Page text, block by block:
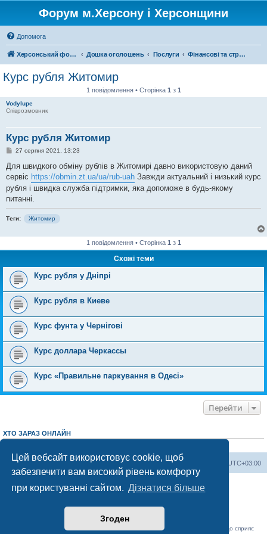
Цей вебсайт використовує cookie, щоб
забезпечити вам високий рівень комфорту
при користуванні сайтом. Дізнатися більше
Згоден
Форум м.Херсону і Херсонщини
Допомога
Херсонський форум Дошка оголошень Послуги Фінансові та страхові послуги
Курс рубля Житомир
1 повідомлення • Сторінка 1 з 1
Vodylupe
Співрозмовник
Курс рубля Житомир
П
в
д
о
м
л
е
н
27 серпня 2021, 13:23
Для швидкого обміну рублів в Житомирі давно використовую даний
сервіс https://obmin.zt.ua/ua/rub-uah Завжди актуальний і низький курс
рубля і швидка служба підтримки, яка допоможе в будь-якому
питанні.
Теги: Житомир
1 повідомлення • Сторінка 1 з 1
Схожі теми
Курс рубля у Дніпрі
Курс рубля в Киеве
Курс фунта у Чернігові
Курс доллара Черкассы
Курс «Правильне паркування в Одесі»
Перейти
ХТО ЗАРАЗ ОНЛАЙН
Херсонський форум UTC+03:00
Команда
Працює на phpBB® Forum Software © phpBB Limited
Конфіденційність
«Херсонський форум» – приватний, незалежний інтерактивний веб-ресурс, що сприяє